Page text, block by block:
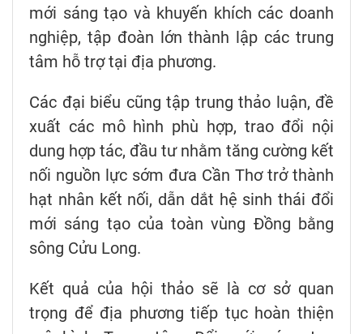
mới sáng tạo và khuyến khích các doanh
nghiệp, tập đoàn lớn thành lập các trung
tâm hỗ trợ tại địa phương.
Các đại biểu cũng tập trung thảo luận, đề
xuất các mô hình phù hợp, trao đổi nội
dung hợp tác, đầu tư nhằm tăng cường kết
nối nguồn lực sớm đưa Cần Thơ trở thành
hạt nhân kết nối, dẫn dắt hệ sinh thái đổi
mới sáng tạo của toàn vùng Đồng bằng
sông Cửu Long.
Kết quả của hội thảo sẽ là cơ sở quan
trọng để địa phương tiếp tục hoàn thiện